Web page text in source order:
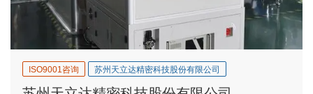
ISO9001咨询 苏州天立达精密科技股份有限公司